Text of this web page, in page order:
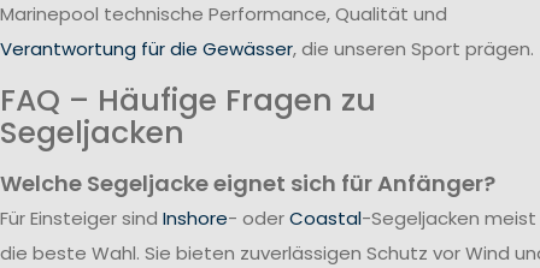
Marinepool technische Performance, Qualität und
Verantwortung für die Gewässer, die unseren Sport prägen.
FAQ – Häufige Fragen zu
Segeljacken
Welche Segeljacke eignet sich für Anfänger?
Für Einsteiger sind Inshore- oderCoastal-Segeljacken meist
die beste Wahl. Sie bieten zuverlässigen Schutz vor Wind